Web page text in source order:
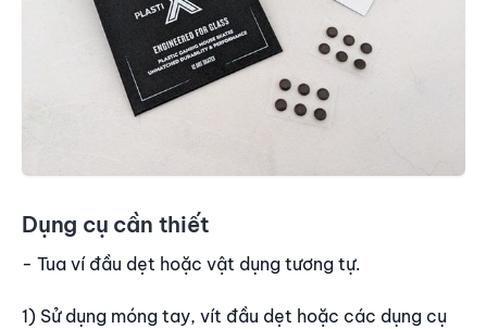
Dụng cụ cần thiết
- Tua ví đầu dẹt hoặc vật dụng tương tự.
1) Sử dụng móng tay, vít đầu dẹt hoặc các dụng cụ